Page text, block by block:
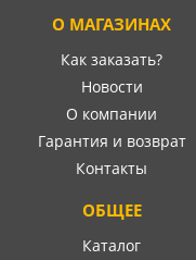
О МАГАЗИНАХ
Как заказать?
Новости
О компании
Гарантия и возврат
Контакты
ОБЩЕЕ
Каталог